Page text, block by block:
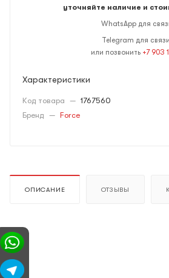
уточняйте наличие и
WhatsApp для
Telegram для связи
или позвонить +7 903
Характеристики
Код товара — 1767560
Бренд — Force
ОПИСАНИЕ ОТЗЫВЫ